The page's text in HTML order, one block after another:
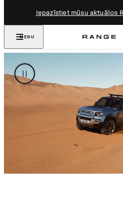
Iepazīstiet mūsu aktuālos
MENU